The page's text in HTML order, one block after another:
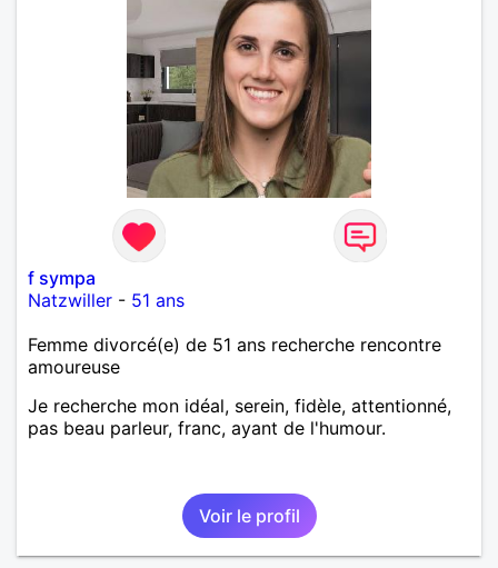
f sympa
Natzwiller - 51 ans
Femme divorcé(e) de 51 ans recherche rencontre
amoureuse
Je recherche mon idéal, serein, fidèle, attentionné,
pas beau parleur, franc, ayant de l'humour.
Voir le profil